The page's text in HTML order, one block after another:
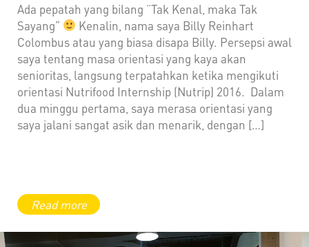
Ada pepatah yang bilang “Tak Kenal, maka Tak
Sayang”
Kenalin, nama saya Billy Reinhart
Colombus atau yang biasa disapa Billy. Persepsi awal
saya tentang masa orientasi yang kaya akan
senioritas, langsung terpatahkan ketika mengikuti
orientasi Nutrifood Internship (Nutrip) 2016. Dalam
dua minggu pertama, saya merasa orientasi yang
saya jalani sangat asik dan menarik, dengan […]